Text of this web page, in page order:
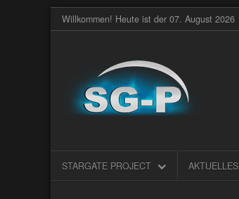
Willkommen! Heute ist der 07. August 2026
STARGATE PROJECT AKTUELLES